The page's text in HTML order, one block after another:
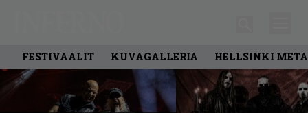
FESTIVAALIT KUVAGALLERIA HELLSINKI